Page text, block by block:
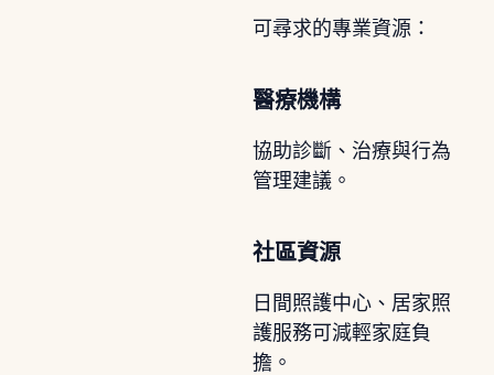
可尋求的專業資源：
醫療機構
協助診斷、治療與行為
管理建議。
社區資源
日間照護中心、居家照
護服務可減輕家庭負
擔。